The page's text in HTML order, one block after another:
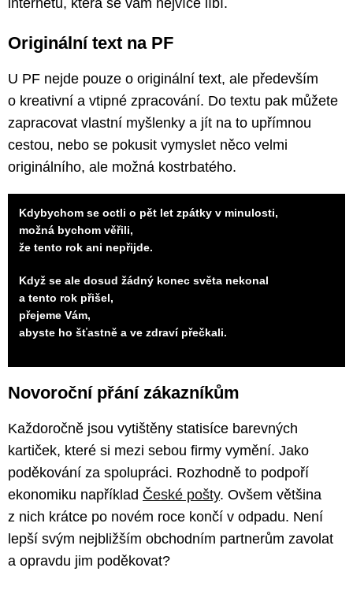
internetu, která se vám nejvíce líbí.
Originální text na PF
U PF nejde pouze o originální text, ale především
o kreativní a vtipné zpracování. Do textu pak můžete
zapracovat vlastní myšlenky a jít na to upřímnou
cestou, nebo se pokusit vymyslet něco velmi
originálního, ale možná kostrbatého.
Kdybychom se octli o pět let zpátky v minulosti,
možná bychom věřili,
že tento rok ani nepřijde.
Když se ale dosud žádný konec světa nekonal
a tento rok přišel,
přejeme Vám,
abyste ho šťastně a ve zdraví přečkali.
Novoroční přání zákazníkům
Každoročně jsou vytištěny statisíce barevných
kartiček, které si mezi sebou firmy vymění. Jako
poděkování za spolupráci. Rozhodně to podpoří
ekonomiku například České pošty. Ovšem většina
z nich krátce po novém roce končí v odpadu. Není
lepší svým nejbližším obchodním partnerům zavolat
a opravdu jim poděkovat?